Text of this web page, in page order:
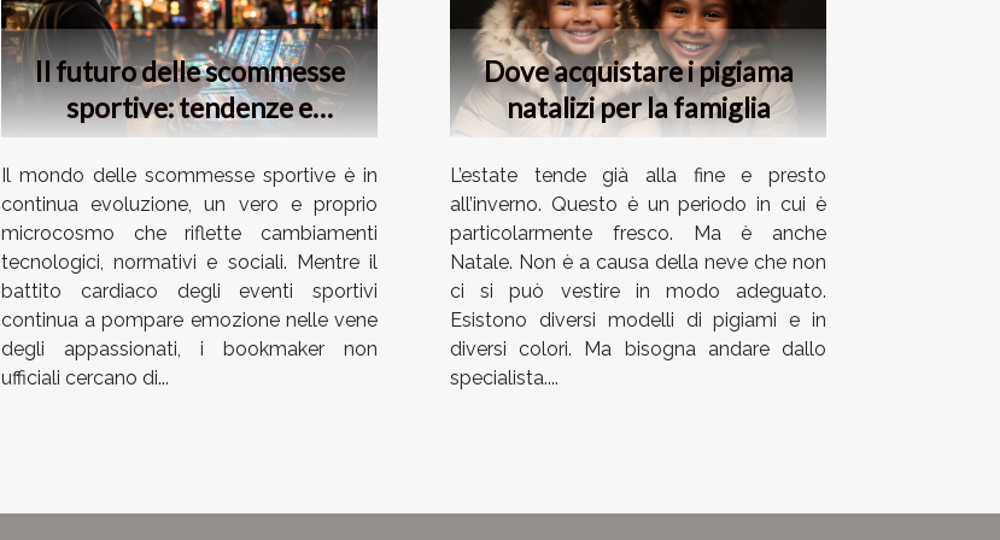
Il futuro delle scommesse
sportive: tendenze e
previsioni per i bookmaker
non ufficiali
Il mondo delle scommesse sportive è in
continua evoluzione, un vero e proprio
microcosmo che riflette cambiamenti
tecnologici, normativi e sociali. Mentre il
battito cardiaco degli eventi sportivi
continua a pompare emozione nelle vene
degli appassionati, i bookmaker non
ufficiali cercano di...
Dove acquistare i pigiama
natalizi per la famiglia
L’estate tende già alla fine e presto
all’inverno. Questo è un periodo in cui è
particolarmente fresco. Ma è anche
Natale. Non è a causa della neve che non
ci si può vestire in modo adeguato.
Esistono diversi modelli di pigiami e in
diversi colori. Ma bisogna andare dallo
specialista....